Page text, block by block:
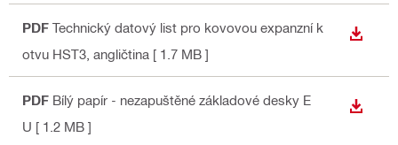
PDF Technický datový list pro kovovou expanzní k
otvu HST3 , angličtina [ 1.7 MB ]
PDF Bílý papír - nezapuštěné základové desky E
U [ 1.2 MB ]